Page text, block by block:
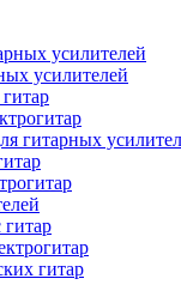
усилителей
усилителей
гитарных
гитар
гитар